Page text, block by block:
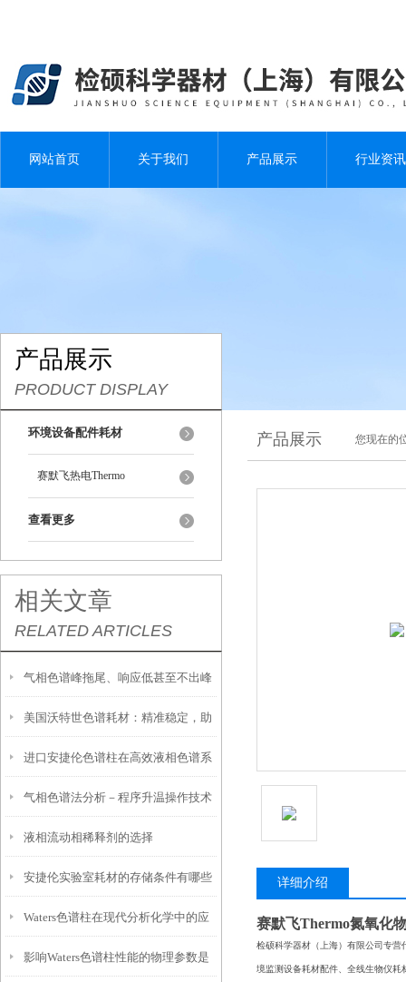
网站首页 关于我们 产品展示 行业资讯
产品展示
PRODUCT DISPLAY
环境设备配件耗材
赛默飞热电Thermo
查看更多
相关文章
RELATED ARTICLES
气相色谱峰拖尾、响应低甚至不出峰
的主要原因
美国沃特世色谱耗材：精准稳定，助
力色谱数据精准溯源
进口安捷伦色谱柱在高效液相色谱系
统中的作用
气相色谱法分析－程序升温操作技术
液相流动相稀释剂的选择
安捷伦实验室耗材的存储条件有哪些
要求？
Waters色谱柱在现代分析化学中的应
用
影响Waters色谱柱性能的物理参数是
产品展示 您现在的
详细介绍
赛默飞Thermo氮氧化
检硕科学器材（上海）有限公司专
境监测设备耗材配件、全线生物仪